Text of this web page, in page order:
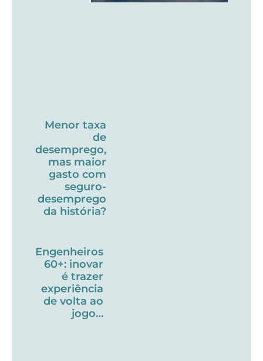
Menor taxa
de
desemprego,
mas maior
gasto com
seguro-
desemprego
da história?
Engenheiros
60+: inovar
é trazer
experiência
de volta ao
jogo…